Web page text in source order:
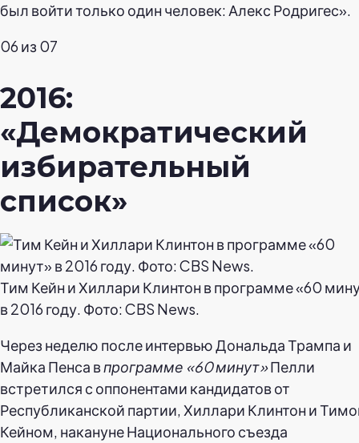
был войти только один человек: Алекс Родригес».
06 из 07
2016:
«Демократический
избирательный
список»
Тим Кейн и Хиллари Клинтон в программе «60
в 2016 году. Фото: CBS News.
Через неделю после интервью Дональда Трампа и
Майка Пенса впрограмме «60 минут»Пелли
встретился с оппонентами кандидатов от
Республиканской партии, Хиллари Клинтон и
Кейном, накануне Национального съезда